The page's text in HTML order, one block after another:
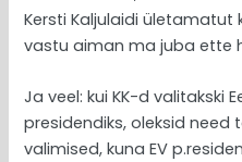
Kersti Kaljulaidi ületamatut
vastu aiman ma juba ette
Ja veel: kui KK-d valitakski
presidendiks, oleksid need
valimised, kuna EV